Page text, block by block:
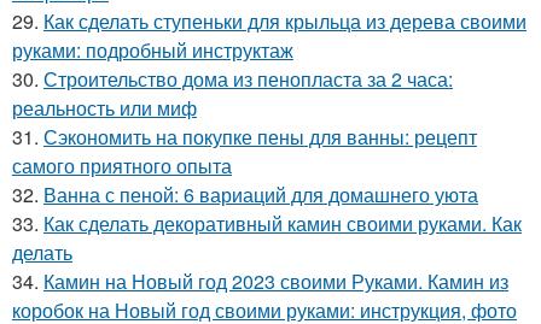
29. Как сделать ступеньки для крыльца из дерева своими
руками: подробный инструктаж
30. Строительство дома из пенопласта за 2 часа:
реальность или миф
31. Сэкономить на покупке пены для ванны: рецепт
самого приятного опыта
32. Ванна с пеной: 6 вариаций для домашнего уюта
33. Как сделать декоративный камин своими руками. Как
делать
34. Камин на Новый год 2023 своими Руками. Камин из
коробок на Новый год своими руками: инструкция, фото